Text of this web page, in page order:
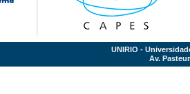
UNIRIO -
Av.